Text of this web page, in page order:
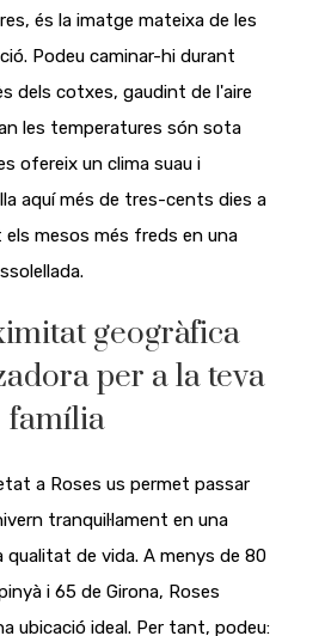
és la imatge mateixa de les
Podeu caminar-hi durant
dels cotxes, gaudint de l'aire
les temperatures són sota
ofereix un clima suau i
aquí més de tres-cents dies a
mesos més freds en una
geogràfica
per a la teva
família
a Roses us permet passar
tranquil·lament en una
de vida. A menys de 80
i 65 de Girona, Roses
ubicació ideal. Per tant, podeu: